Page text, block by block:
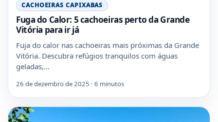
CACHOEIRAS CAPIXABAS
Fuga do Calor: 5 cachoeiras perto da Grande
Vitória para ir já
Fuja do calor nas cachoeiras mais próximas da Grande
Vitória. Descubra refúgios tranquilos com águas
geladas,…
26 de dezembro de 2025 · 6 minutos